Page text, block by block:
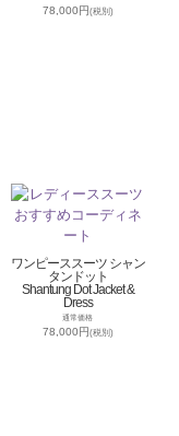
78,000円(税別)
ワンピーススーツ シャン
タンドット
Shantung Dot Jacket &
Dress
通常価格
78,000円(税別)